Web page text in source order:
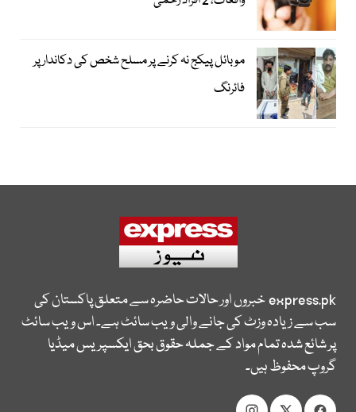
موبائل پیکج نہ کرنے پر مسلح شخص کی دکاندار پر
فائرنگ
express.pkخبروں اور حالات حاضرہ سے متعلق پاکستان کی
سب سے زیادہ وزٹ کی جانے والی ویب سائٹ ہے۔ اس ویب سائٹ
پر شائع شدہ تمام مواد کے جملہ حقوق بحق ایکسپریس میڈیا
گروپ محفوظ ہیں۔